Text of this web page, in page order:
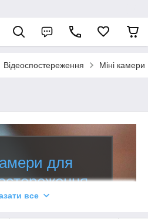
Відеоспостереження Міні камери
для
все